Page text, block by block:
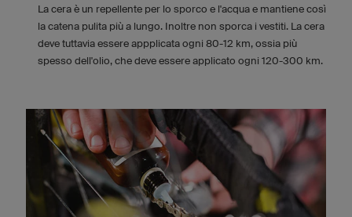
La cera è un repellente per lo sporco e l'acqua e mantiene così
la catena pulita più a lungo. Inoltre non sporca i vestiti. La cera
deve tuttavia essere appplicata ogni 80-12 km, ossia più
spesso dell'olio, che deve essere applicato ogni 120-300 km.